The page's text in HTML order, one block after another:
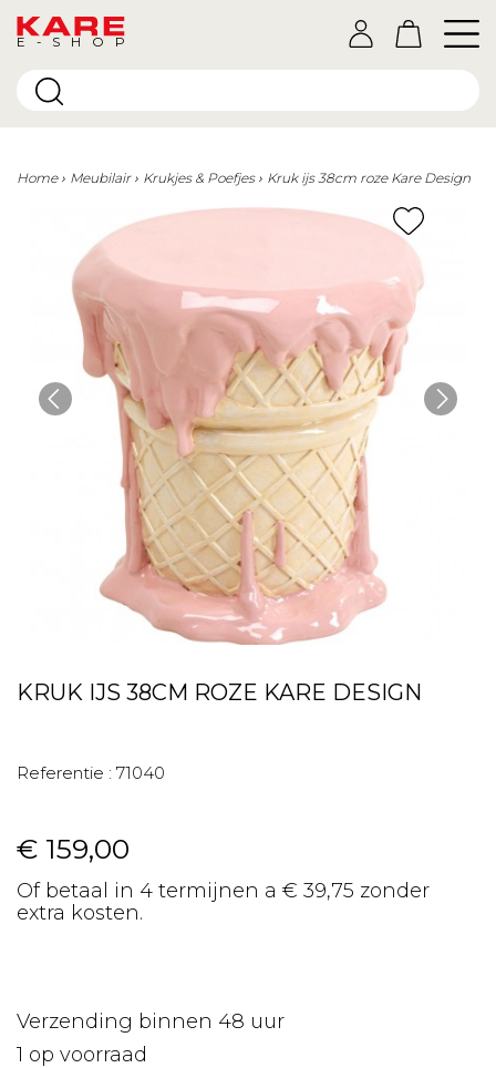
E-SHOP
Home Meubilair Krukjes & Poefjes Kruk ijs 38cm roze Kare Design
KRUK IJS 38CM ROZE KARE DESIGN
Referentie : 71040
€ 159,00
Of betaal in 4 termijnen a € 39,75 zonder
extra kosten.
Verzending binnen 48 uur
1 op voorraad